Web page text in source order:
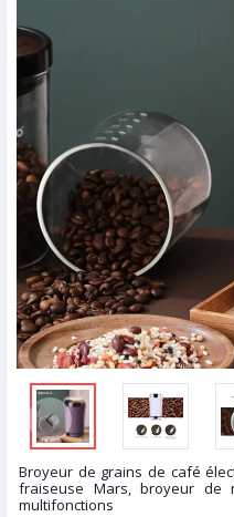
Broyeur de grains de café
fraiseuse Mars, broyeur de
multifonctions